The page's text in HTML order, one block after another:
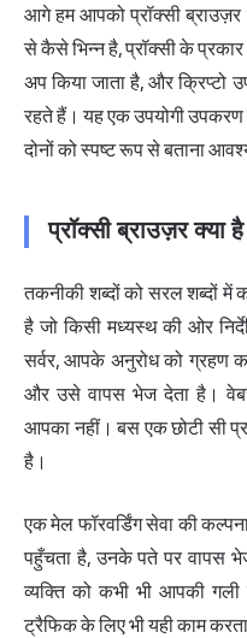
आगे हम आपको प्रॉक्सी ब्राउज़र
से कैसे भिन्न है, प्रॉक्सी के
अप किया जाता है, और क्रिप्टो
रहते हैं। यह एक उपयोगी
दोनों को स्पष्ट रूप से बताना
प्रॉक्सी ब्राउज़र
तकनीकी शब्दों को सरल शब्दों में
है जो किसी मध्यस्थ की ओर
सर्वर, आपके अनुरोध को ग्रहण
और उसे वापस भेज देता है।
आपका नहीं। बस एक छोटी सी
है।
एक मेल फॉरवर्डिंग सेवा की
पहुँचता है, उनके पते पर वापस
व्यक्ति को कभी भी आपकी गली
ट्रैफिक के लिए भी यही काम